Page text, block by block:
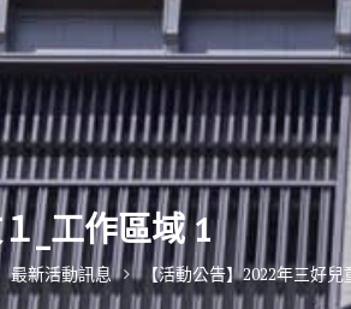
_工作區域 1
最新活動訊息 【活動公告】2022年三好